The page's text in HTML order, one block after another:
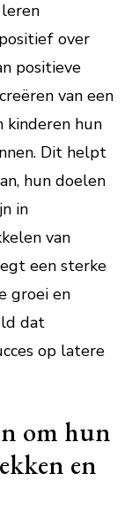
over
positieve
van een
kinderen hun
Dit helpt
hun doelen
in
van
een sterke
groei en
dat
op latere
om hun
en